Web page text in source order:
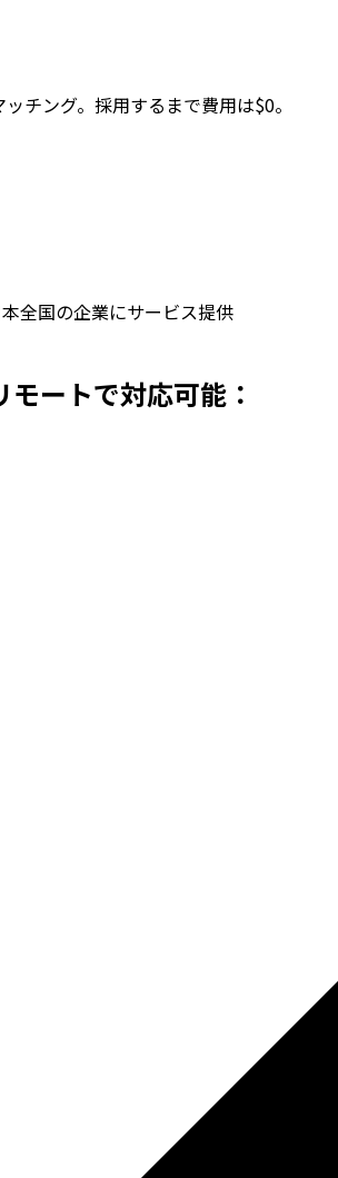
チング。採用するまで費用は$0。
全国の企業にサービス提供
ートで対応可能：